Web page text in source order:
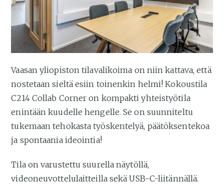
Vaasan yliopiston tilavalikoima on niin kattava, että
nostetaan sieltä esiin toinenkin helmi! Kokoustila
C214 Collab Corner on kompakti yhteistyötila
enintään kuudelle hengelle. Se on suunniteltu
tukemaan tehokasta työskentelyä, päätöksentekoa
ja spontaania ideointia!
Tila on varustettu suurella näytöllä,
videoneuvottelulaitteilla sekä USB-C-liitännällä.